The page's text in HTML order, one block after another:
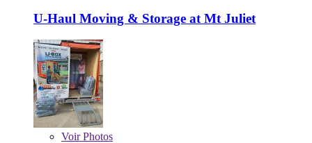
U-Haul Moving & Storage at Mt Juliet
VoirPhotos